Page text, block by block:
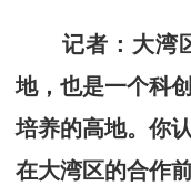
记者 ： 大湾
地，也是一个科
培养的高地。你
在大湾区的合作